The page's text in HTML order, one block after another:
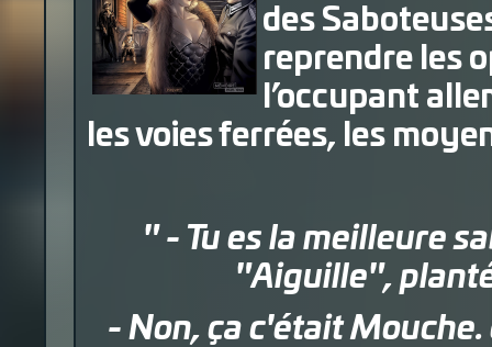
des
reprendre les
l’occupant
les voies ferrées, les
" - Tu es la meilleure
"Aiguille",
- Non, ça c'était Mouche.